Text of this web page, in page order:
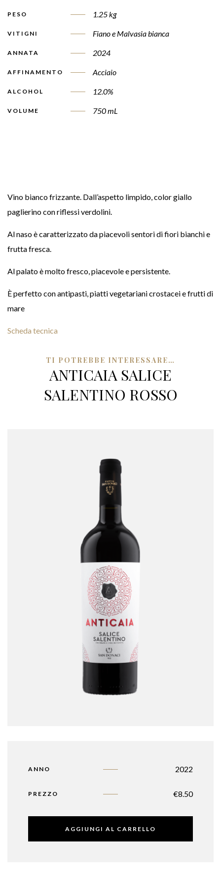
PESO 1.25 kg
VITIGNI Fiano e Malvasia bianca
ANNATA 2024
AFFINAMENTO Acciaio
ALCOHOL 12.0%
VOLUME 750 mL
Vino bianco frizzante. Dall’aspetto limpido, color giallo
paglierino con riflessi verdolini.
Al naso è caratterizzato da piacevoli sentori di fiori bianchi e
frutta fresca.
Al palato è molto fresco, piacevole e persistente.
È perfetto con antipasti, piatti vegetariani crostacei e frutti di
mare
Scheda tecnica
TI POTREBBE INTERESSARE…
ANTICAIA SALICE
SALENTINO ROSSO
ANNO 2022
PREZZO €8.50
AGGIUNGI AL CARRELLO